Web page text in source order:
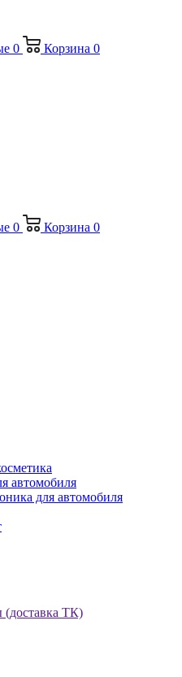
0 Корзина 0
0 Корзина 0
автомобиля
для автомобиля
(доставка ТК)